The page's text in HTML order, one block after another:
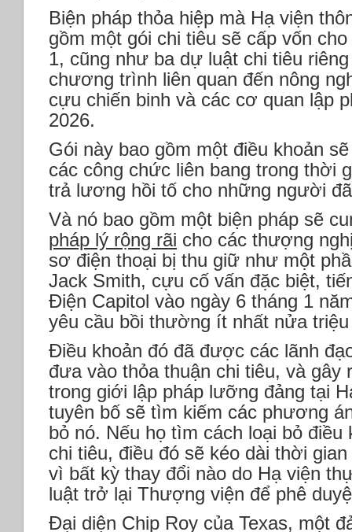
Biện pháp thỏa hiệp mà Hạ viện
gồm một gói chi tiêu sẽ cấp vốn
1, cũng như ba dự luật chi tiêu
chương trình liên quan đến nông
cựu chiến binh và các cơ quan lập
2026.
Gói này bao gồm một điều khoản
các công chức liên bang trong thời
trả lương hồi tố cho những người
Và nó bao gồm một biện pháp sẽ
pháp lý rộng rãi cho các thượng
sơ điện thoại bị thu giữ như một
Jack Smith, cựu cố vấn đặc biệt,
Điện Capitol vào ngày 6 tháng 1
yêu cầu bồi thường ít nhất nửa
Điều khoản đó đã được các lãnh
đưa vào thỏa thuận chi tiêu, và gây
trong giới lập pháp lưỡng đảng tại
tuyên bố sẽ tìm kiếm các phương
bỏ nó. Nếu họ tìm cách loại bỏ điều
chi tiêu, điều đó sẽ kéo dài thời
vì bất kỳ thay đổi nào do Hạ viện
luật trở lại Thượng viện để phê
Đại diện Chip Roy của Texas, một